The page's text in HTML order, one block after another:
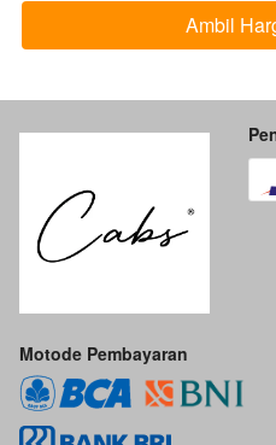
`
Ambil
Motode Pembayaran